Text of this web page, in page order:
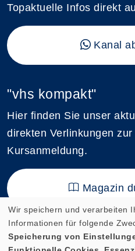
Topaktuelle Infos direkt
Kanal
"vhs kompakt"
Hier finden Sie unser
direkten Verlinkungen zur
Kursanmeldung.
Magazin
Wir speichern und verarbeiten
Informationen für folgende
Speicherung von